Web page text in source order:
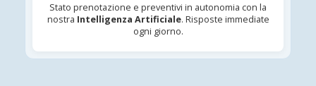
Stato prenotazione e preventivi in autonomia con la
nostra Intelligenza Artificiale. Risposte immediate
ogni giorno.